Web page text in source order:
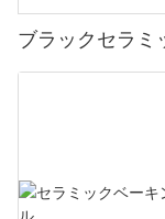
にコントロールでき
利になります。 経験
ブラックセラミ